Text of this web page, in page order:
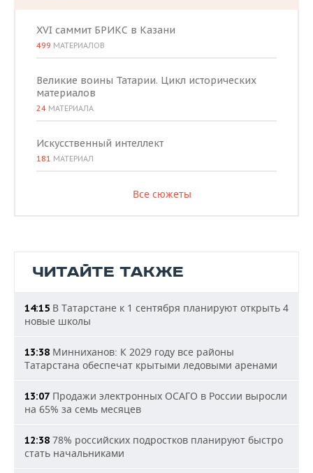
XVI саммит БРИКС в Казани
499 МАТЕРИАЛОВ
Великие воины Татарии. Цикл исторических
материалов
24 МАТЕРИАЛА
Искусственный интеллект
181 МАТЕРИАЛ
Все сюжеты
ЧИТАЙТЕ ТАКЖЕ
14:15 В Татарстане к 1 сентября планируют открыть 4
новые школы
13:38 Минниханов: К 2029 году все районы
Татарстана обеспечат крытыми ледовыми аренами
13:07 Продажи электронных ОСАГО в России выросли
на 65% за семь месяцев
12:38 78% российских подростков планируют быстро
стать начальниками